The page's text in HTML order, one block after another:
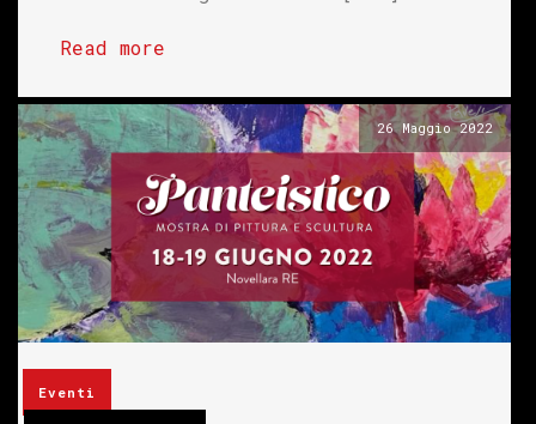
Read more
26 Maggio 2022
Eventi